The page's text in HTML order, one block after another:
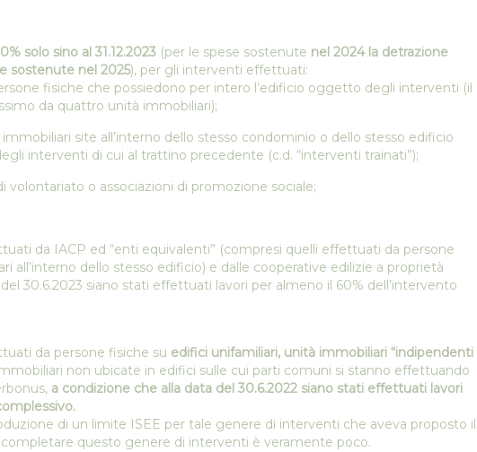
solo sino al 31.12.2023 (per le spese sostenute nel 2024 la detrazione
sostenute nel 2025), per gli interventi effettuati:
fisiche che possiedono per intero l’edificio oggetto degli interventi (il
da quattro unità immobiliari);
site all’interno dello stesso condominio o dello stesso edificio
interventi di cui al trattino precedente (c.d. “interventi trainati”);
o associazioni di promozione sociale;
da IACP ed “enti equivalenti” (compresi quelli effettuati da persone
all’interno dello stesso edificio) e dalle cooperative edilizie a proprietà
30.6.2023 siano stati effettuati lavori per almeno il 60% dell’intervento
da persone fisiche su edifici unifamiliari, unità immobiliari “indipendenti
non ubicate in edifici sulle cui parti comuni si stanno effettuando
a condizione che alla data del 30.6.2022 siano stati effettuati lavori
di un limite ISEE per tale genere di interventi che aveva proposto il
questo genere di interventi è veramente poco.